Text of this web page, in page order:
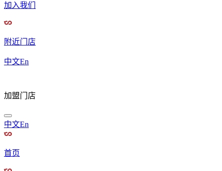
加入我们
附近门店
中文En
加盟门店
中文En
首页